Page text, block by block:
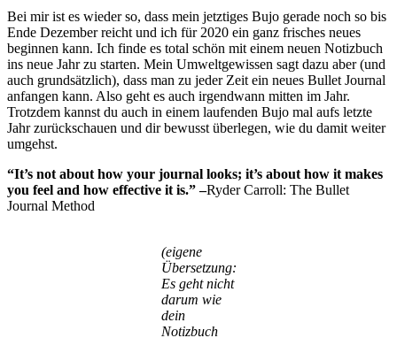
Bei mir ist es wieder so, dass mein jetztiges Bujo gerade noch so bis
Ende Dezember reicht und ich für 2020 ein ganz frisches neues
beginnen kann. Ich finde es total schön mit einem neuen Notizbuch
ins neue Jahr zu starten. Mein Umweltgewissen sagt dazu aber (und
auch grundsätzlich), dass man zu jeder Zeit ein neues Bullet Journal
anfangen kann. Also geht es auch irgendwann mitten im Jahr.
Trotzdem kannst du auch in einem laufenden Bujo mal aufs letzte
Jahr zurückschauen und dir bewusst überlegen, wie du damit weiter
umgehst.
“It’s not about how your journal looks; it’s about how it makes
you feel and how effective it is.” –Ryder Carroll: The Bullet
Journal Method
(eigene
Übersetzung:
Es geht nicht
darum wie
dein
Notizbuch